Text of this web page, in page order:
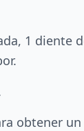
1 diente
obtener